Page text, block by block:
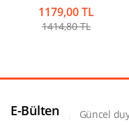
1179,00TL
1414,80TL
E-Bülten Güncel